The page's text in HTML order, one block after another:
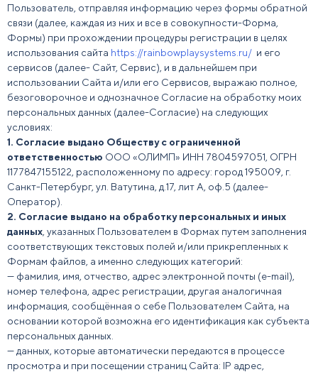
Пользователь, отправляя информацию через формы обратной
связи (далее, каждая из них и все в совокупности-Форма,
Формы) при прохождении процедуры регистрации в целях
использования сайта https://rainbowplaysystems.ru/ и его
сервисов (далее- Сайт, Сервис), и в дальнейшем при
использовании Сайта и/или его Сервисов, выражаю полное,
безоговорочное и однозначное Согласие на обработку моих
персональных данных (далее-Согласие) на следующих
условиях:
1. Согласие выдано Обществу с ограниченной
ответственностью ООО «ОЛИМП» ИНН 7804597051, ОГРН
1177847155122, расположенному по адресу: город 195009, г.
Санкт-Петербург, ул. Ватутина, д.17, лит А, оф.5 (далее-
Оператор).
2. Согласие выдано на обработку персональных и иных
данных , указанных Пользователем в Формах путем заполнения
соответствующих текстовых полей и/или прикрепленных к
Формам файлов, а именно следующих категорий:
— фамилия, имя, отчество, адрес электронной почты (e-mail),
номер телефона, адрес регистрации, другая аналогичная
информация, сообщённая о себе Пользователем Сайта, на
основании которой возможна его идентификация как субъекта
персональных данных.
— данных, которые автоматически передаются в процессе
просмотра и при посещении страниц Сайта: IP адрес,